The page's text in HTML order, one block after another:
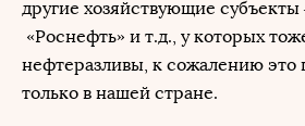
другие хозяйствующие
«Роснефть» и т.д., у которых
нефтеразливы, к сожалению это
только в нашей стране.